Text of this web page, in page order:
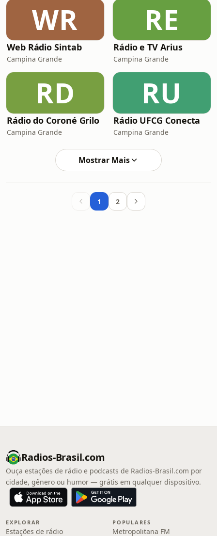
WR
Web Rádio Sintab
Campina Grande
RE
Rádio e TV Arius
Campina Grande
RD
Rádio do Coroné Grilo
Campina Grande
RU
Rádio UFCG Conecta
Campina Grande
Mostrar Mais
1 2
Radios-Brasil.com
Ouça estações de rádio e podcasts de Radios-Brasil.com por
cidade, gênero ou humor — grátis em qualquer dispositivo.
EXPLORAR
Estações de rádio
POPULARES
Metropolitana FM